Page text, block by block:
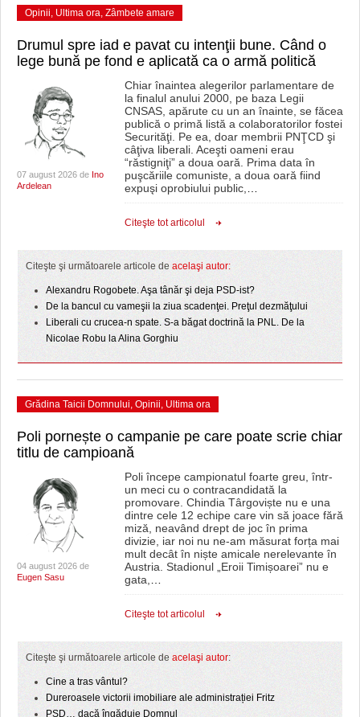
Opinii, Ultima ora, Zâmbete amare
Drumul spre iad e pavat cu intenţii bune. Când o
lege bună pe fond e aplicată ca o armă politică
07 august 2026 de Ino
Ardelean
Chiar înaintea alegerilor parlamentare de
la finalul anului 2000, pe baza Legii
CNSAS, apărute cu un an înainte, se făcea
publică o primă listă a colaboratorilor fostei
Securităţi. Pe ea, doar membrii PNŢCD şi
câţiva liberali. Aceşti oameni erau
“răstigniţi” a doua oară. Prima data în
puşcăriile comuniste, a doua oară fiind
expuşi oprobiului public,…
Citeşte tot articolul
Citeşte şi următoarele articole de acelaşi autor:
Alexandru Rogobete. Aşa tânăr şi deja PSD-ist?
De la bancul cu vameşii la ziua scadenţei. Preţul dezmăţului
Liberali cu crucea-n spate. S-a băgat doctrină la PNL. De la
Nicolae Robu la Alina Gorghiu
Grădina Taicii Domnului, Opinii, Ultima ora
Poli pornește o campanie pe care poate scrie chiar
titlu de campioană
04 august 2026 de
Eugen Sasu
Poli începe campionatul foarte greu, într-
un meci cu o contracandidată la
promovare. Chindia Târgoviște nu e una
dintre cele 12 echipe care vin să joace fără
miză, neavând drept de joc în prima
divizie, iar noi nu ne-am măsurat forța mai
mult decât în niște amicale nerelevante în
Austria. Stadionul „Eroii Timișoarei” nu e
gata,…
Citeşte tot articolul
Citeşte şi următoarele articole de acelaşi autor:
Cine a tras vântul?
Dureroasele victorii imobiliare ale administrației Fritz
PSD… dacă îngăduie Domnul